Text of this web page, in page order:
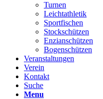
Turnen
Leichtathletik
Sportfischen
Stockschützen
Enzianschützen
Bogenschützen
Veranstaltungen
Verein
Kontakt
Suche
Menu